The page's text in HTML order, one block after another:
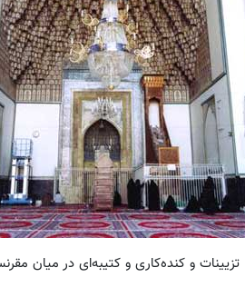
و کنده‌کاری و کتیبه‌ای در میان